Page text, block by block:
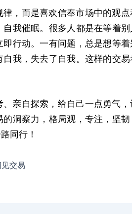
，而是喜欢信奉市场中的观
我催眠。 很多人都是在等着别
行动。一有问题，总是想等
自我，失去了自我。 这样的交
、亲自探索，给自己一点勇气
洞察力， 格局观， 专注， 坚
同行！
易